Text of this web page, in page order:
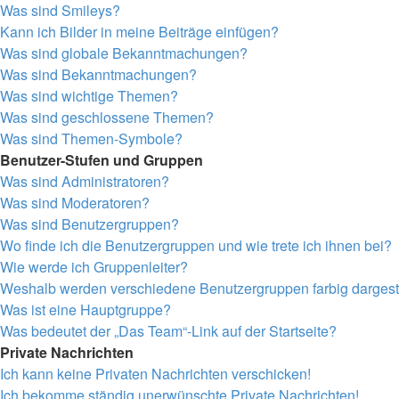
Was sind Smileys?
Kann ich Bilder in meine Beiträge einfügen?
Was sind globale Bekanntmachungen?
Was sind Bekanntmachungen?
Was sind wichtige Themen?
Was sind geschlossene Themen?
Was sind Themen-Symbole?
Benutzer-Stufen und Gruppen
Was sind Administratoren?
Was sind Moderatoren?
Was sind Benutzergruppen?
Wo finde ich die Benutzergruppen und wie trete ich ihnen bei?
Wie werde ich Gruppenleiter?
Weshalb werden verschiedene Benutzergruppen farbig
Was ist eine Hauptgruppe?
Was bedeutet der „Das Team“-Link auf der Startseite?
Private Nachrichten
Ich kann keine Privaten Nachrichten verschicken!